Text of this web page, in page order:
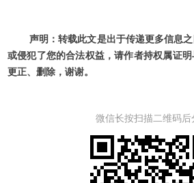
声明：转载此文是出于传递更多信息
或侵犯了您的合法权益，请作者持权属证
更正、删除，谢谢。
微信长按扫描二维码后